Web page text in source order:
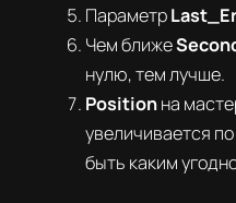
Параметр
Чем ближе
нулю, тем лучше.
Positionна
увеличивается
быть каким